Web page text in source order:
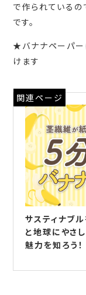
で作られているの
です。
★バナナペーパー
けます
関連ページ
サスティナブ
と地球にやさ
魅力を知ろう！